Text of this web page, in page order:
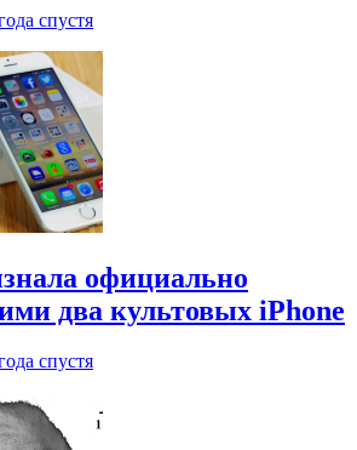
спустя
официально
два культовых iPhone
спустя